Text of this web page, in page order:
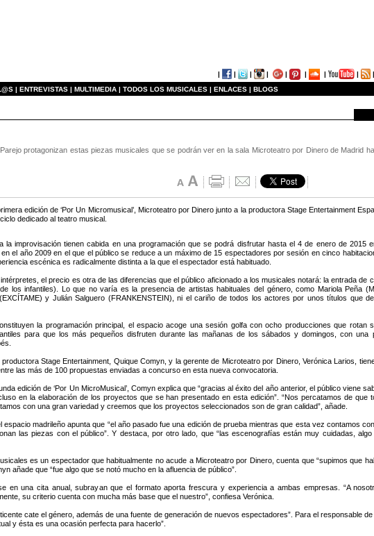
| | | | | | | | |
| ENTREVISTAS | MULTIMEDIA | TODOS LOS MUSICALES | ENLACES | BLOGS
protagonizan estas piezas musicales que se podrán ver en la sala Microteatro por Dinero de Madrid
edición de ‘Por Un Micromusical’, Microteatro por Dinero junto a la productora Stage Entertainment
dedicado al teatro musical.
la improvisación tienen cabida en una programación que se podrá disfrutar hasta el 4 de enero de 2015
el año 2009 en el que el público se reduce a un máximo de 15 espectadores por sesión en cinco
escénica es radicalmente distinta a la que el espectador está habituado.
el precio es otra de las diferencias que el público aficionado a los musicales notará: la entrada de
los infantiles). Lo que no varía es la presencia de artistas habituales del género, como Mariola Peña
y Julián Salguero (FRANKENSTEIN), ni el cariño de todos los actores por unos títulos que
la programación principal, el espacio acoge una sesión golfa con ocho producciones que rotan
para que los más pequeños disfruten durante las mañanas de los sábados y domingos, con una
Stage Entertainment, Quique Comyn, y la gerente de Microteatro por Dinero, Verónica Larios,
las más de 100 propuestas enviadas a concurso en esta nueva convocatoria.
edición de ‘Por Un MicroMusical’, Comyn explica que “gracias al éxito del año anterior, el público viene
en la elaboración de los proyectos que se han presentado en esta edición”. “Nos percatamos de que
con una gran variedad y creemos que los proyectos seleccionados son de gran calidad”, añade.
espacio madrileño apunta que “el año pasado fue una edición de prueba mientras que esta vez contamos
las piezas con el público”. Y destaca, por otro lado, que “las escenografías están muy cuidadas,
es un espectador que habitualmente no acude a Microteatro por Dinero, cuenta que “supimos que
añade que “fue algo que se notó mucho en la afluencia de público”.
en una cita anual, subrayan que el formato aporta frescura y experiencia a ambas empresas. “A
su criterio cuenta con mucha más base que el nuestro”, confiesa Verónica.
cate el género, además de una fuente de generación de nuevos espectadores”. Para el responsable de
y ésta es una ocasión perfecta para hacerlo”.